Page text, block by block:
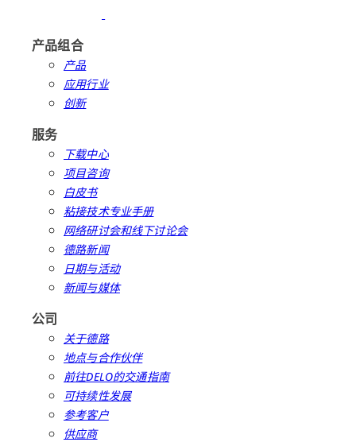
产品组合
产品
应用行业
创新
服务
下载中心
项目咨询
白皮书
粘接技术专业手册
网络研讨会和线下讨论会
德路新闻
日期与活动
新闻与媒体
公司
关于德路
地点与合作伙伴
前往DELO的交通指南
可持续性发展
参考客户
供应商